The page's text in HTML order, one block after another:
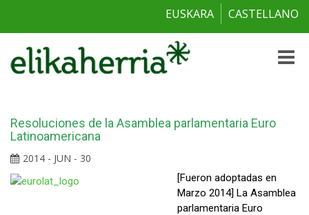
EUSKARA CASTELLANO
Toggle
Resoluciones de la Asamblea parlamentaria Euro
Latinoamericana
2014 - JUN - 30
[Fueron adoptadas en
Marzo 2014] La Asamblea
parlamentaria Euro